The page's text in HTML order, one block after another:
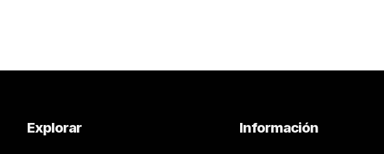
Explorar Información